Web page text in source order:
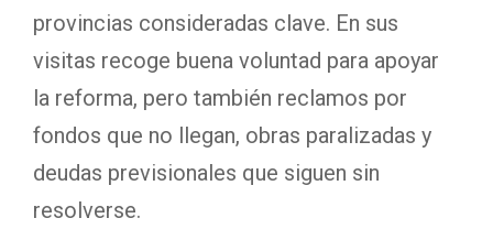
provincias consideradas clave. En sus
visitas recoge buena voluntad para apoyar
la reforma, pero también reclamos por
fondos que no llegan, obras paralizadas y
deudas previsionales que siguen sin
resolverse.